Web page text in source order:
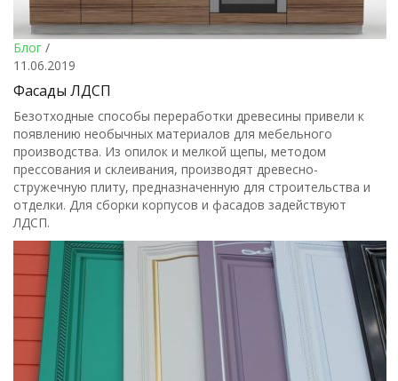
Блог /
11.06.2019
Фасады ЛДСП
Безотходные способы переработки древесины привели к
появлению необычных материалов для мебельного
производства. Из опилок и мелкой щепы, методом
прессования и склеивания, производят древесно-
стружечную плиту, предназначенную для строительства и
отделки. Для сборки корпусов и фасадов задействуют
ЛДСП.